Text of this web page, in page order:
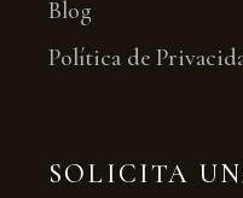
Blog
Política de
SOLICITA